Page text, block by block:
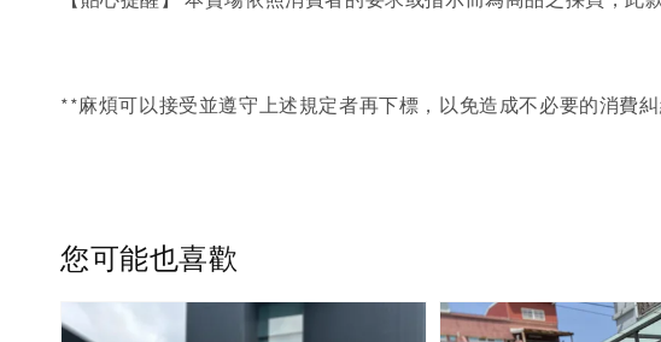
**麻煩可以接受並遵守上述規定者再下標，以免造成不必要的消費
您可能也喜歡